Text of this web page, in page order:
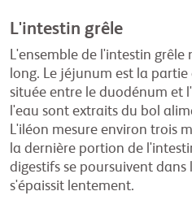
L'intestin grêle
L'ensemble de l'intestin grêle
long. Le jéjunum est la
située entre le duodénum et
l'eau sont extraits du bol
L'iléon mesure environ trois
la dernière portion de
digestifs se poursuivent
s'épaissit lentement.